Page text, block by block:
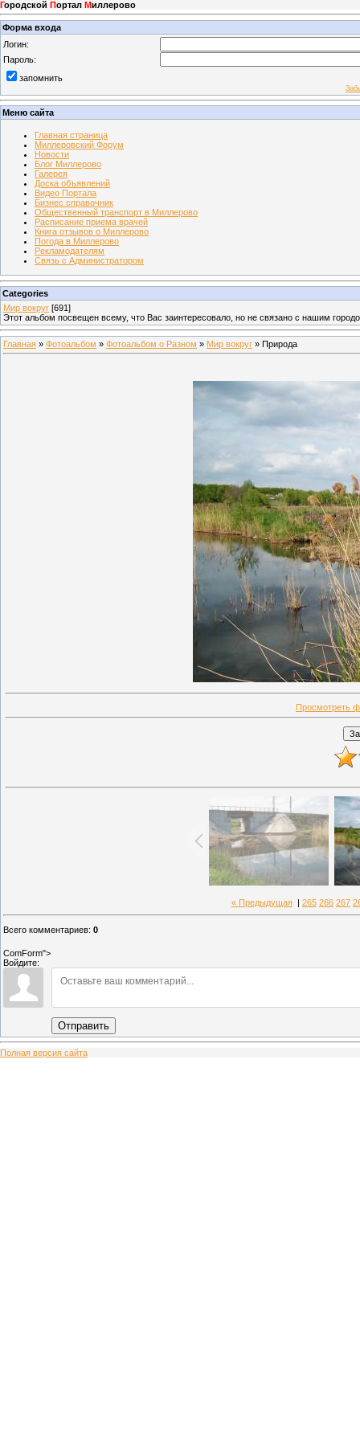
Городской Портал Миллерово
Форма входа
Логин:
Пароль:
запомнить
Меню сайта
Главная страница
Миллеровский Форум
Новости
Блог Миллерово
Галерея
Доска объявлений
Видео Портала
Бизнес справочник
Общественный транспорт в Миллерово
Расписание приема врачей
Книга отзывов о Миллерово
Погода в Миллерово
Рекламодателям
Связь с Администратором
Categories
Мир вокруг [691]
Этот альбом посвещен всему, что Вас заинтересовало, но не связано с нашим
Главная » Фотоальбом » Фотоальбом о Разном » Мир вокруг » Природа
Просмотреть
« Предыдущая 265 266 267
Всего комментариев: 0
ComForm">
Войдите:
Отправить
Полная версия сайта